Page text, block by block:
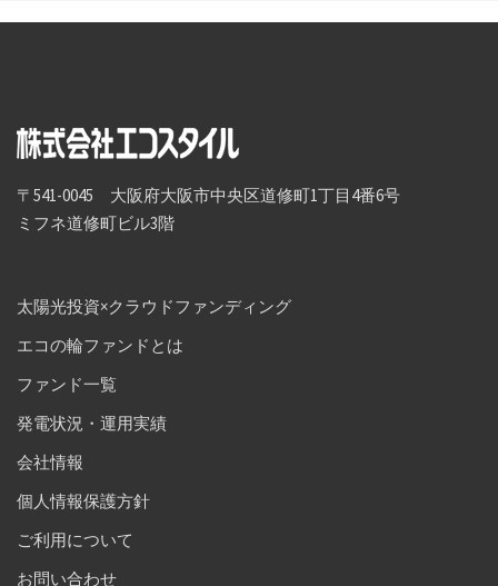
〒541-0045 大阪府大阪市中央区道修町1丁目4番6号
ミフネ道修町ビル3階
太陽光投資×クラウドファンディング
エコの輪ファンドとは
ファンド一覧
発電状況・運用実績
会社情報
個人情報保護方針
ご利用について
お問い合わせ